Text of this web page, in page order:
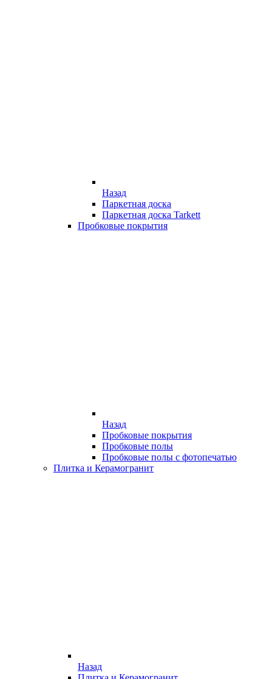
Назад
Паркетная доска
Паркетная доска Tarkett
Пробковые покрытия
Назад
Пробковые покрытия
Пробковые полы
Пробковые полы с фотопечатью
Плитка и Керамогранит
Назад